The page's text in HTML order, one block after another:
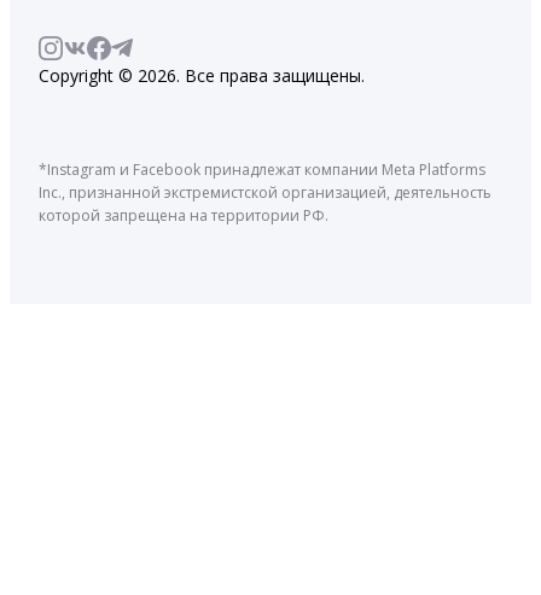
Copyright © 2026. Все права защищены.
*Instagram и Facebook принадлежат компании Meta Platforms
Inc., признанной экстремистской организацией, деятельность
которой запрещена на территории РФ.